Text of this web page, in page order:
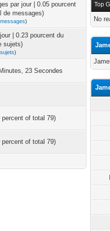
par jour | 0.05 pourcent
de messages)
)
| 0.23 pourcent du
sujets)
)
23 Secondes
percent of total 79)
of total 79)
Top
No